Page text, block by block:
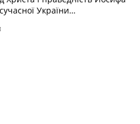
України…